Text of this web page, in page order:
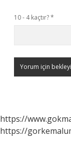
10 - 4 kaçtır?*
https://
https://